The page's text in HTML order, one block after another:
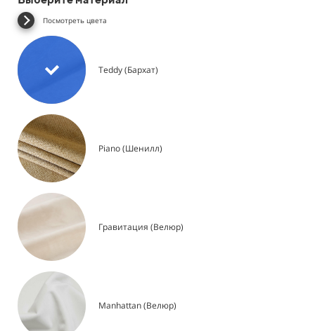
Посмотреть цвета
Teddy (Бархат)
Piano (Шенилл)
Гравитация (Велюр)
Manhattan (Велюр)